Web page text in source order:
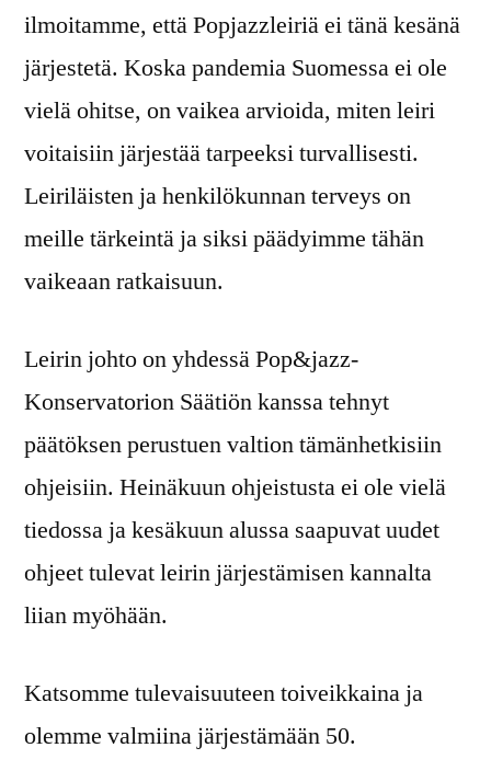
ilmoitamme, että Popjazzleiriä ei tänä kesänä
järjestetä. Koska pandemia Suomessa ei ole
vielä ohitse, on vaikea arvioida, miten leiri
voitaisiin järjestää tarpeeksi turvallisesti.
Leiriläisten ja henkilökunnan terveys on
meille tärkeintä ja siksi päädyimme tähän
vaikeaan ratkaisuun.
Leirin johto on yhdessä Pop&jazz-
Konservatorion Säätiön kanssa tehnyt
päätöksen perustuen valtion tämänhetkisiin
ohjeisiin. Heinäkuun ohjeistusta ei ole vielä
tiedossa ja kesäkuun alussa saapuvat uudet
ohjeet tulevat leirin järjestämisen kannalta
liian myöhään.
Katsomme tulevaisuuteen toiveikkaina ja
olemme valmiina järjestämään 50.